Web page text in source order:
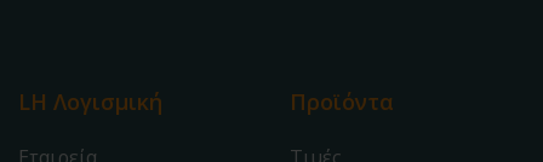
LH Λογισμική Προϊόντα